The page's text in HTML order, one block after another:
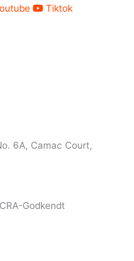
Tiktok
Camac Court,
Godkendt